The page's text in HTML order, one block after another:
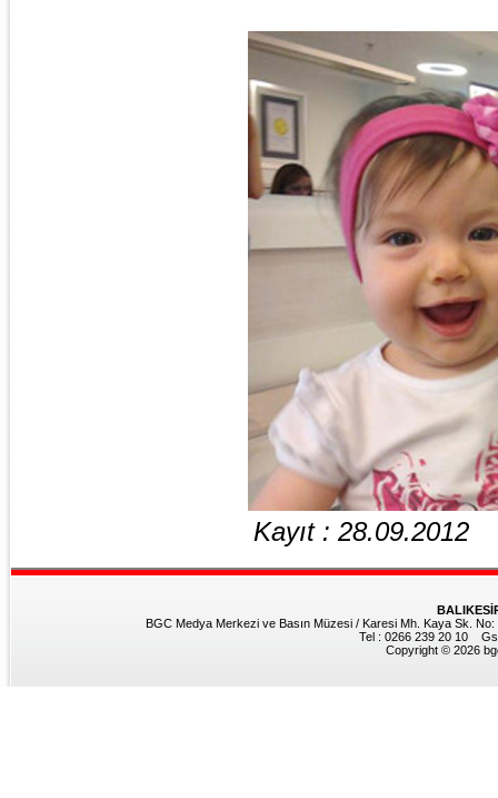
Kayıt : 28.09.2012
BGC Medya Merkezi ve Basın Müzesi / Karesi Mh. Kaya Sk.
Tel : 0266 239 20 10
Copyright © 2026